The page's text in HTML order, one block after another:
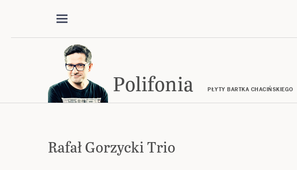
Polifonia PŁYTY BARTKA CHACIŃSKIEGO
Rafał Gorzycki Trio